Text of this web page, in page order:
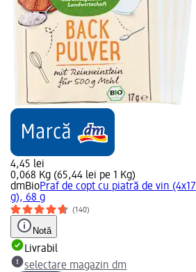
4,45 lei
0,068 Kg (65,44 lei pe 1 Kg)
dmBioPraf de copt cu piatră de vin (4x17
g), 68 g
(140)
Notă
Livrabil
selectare magazin dm